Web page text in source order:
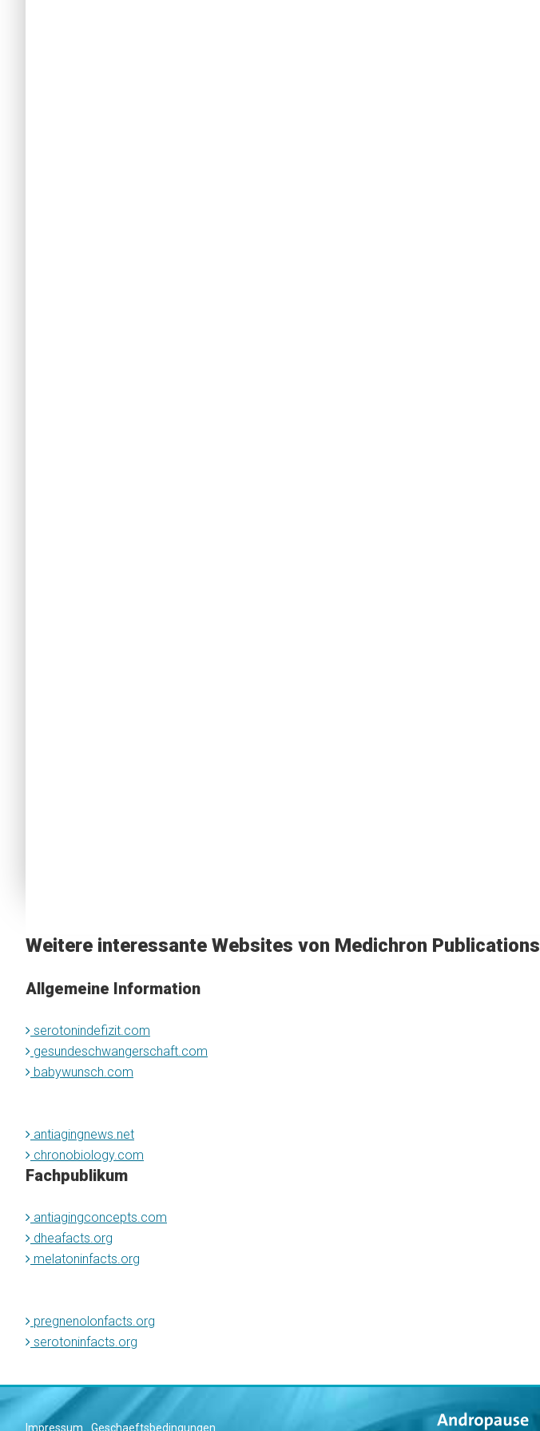
Weitere interessante Websites von Medichron Publications
Allgemeine Information
serotonindefizit.com
gesundeschwangerschaft.com
babywunsch.com
antiagingnews.net
chronobiology.com
Fachpublikum
antiagingconcepts.com
dheafacts.org
melatoninfacts.org
pregnenolonfacts.org
serotoninfacts.org
Impressum Geschaeftsbedingungen